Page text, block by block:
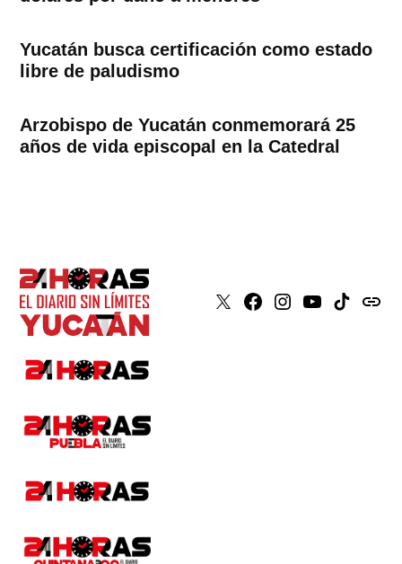
Yucatán busca certificación como estado
libre de paludismo
Arzobispo de Yucatán conmemorará 25
años de vida episcopal en la Catedral
X Faceboook
Instagram
YoutubeTiktokissuu